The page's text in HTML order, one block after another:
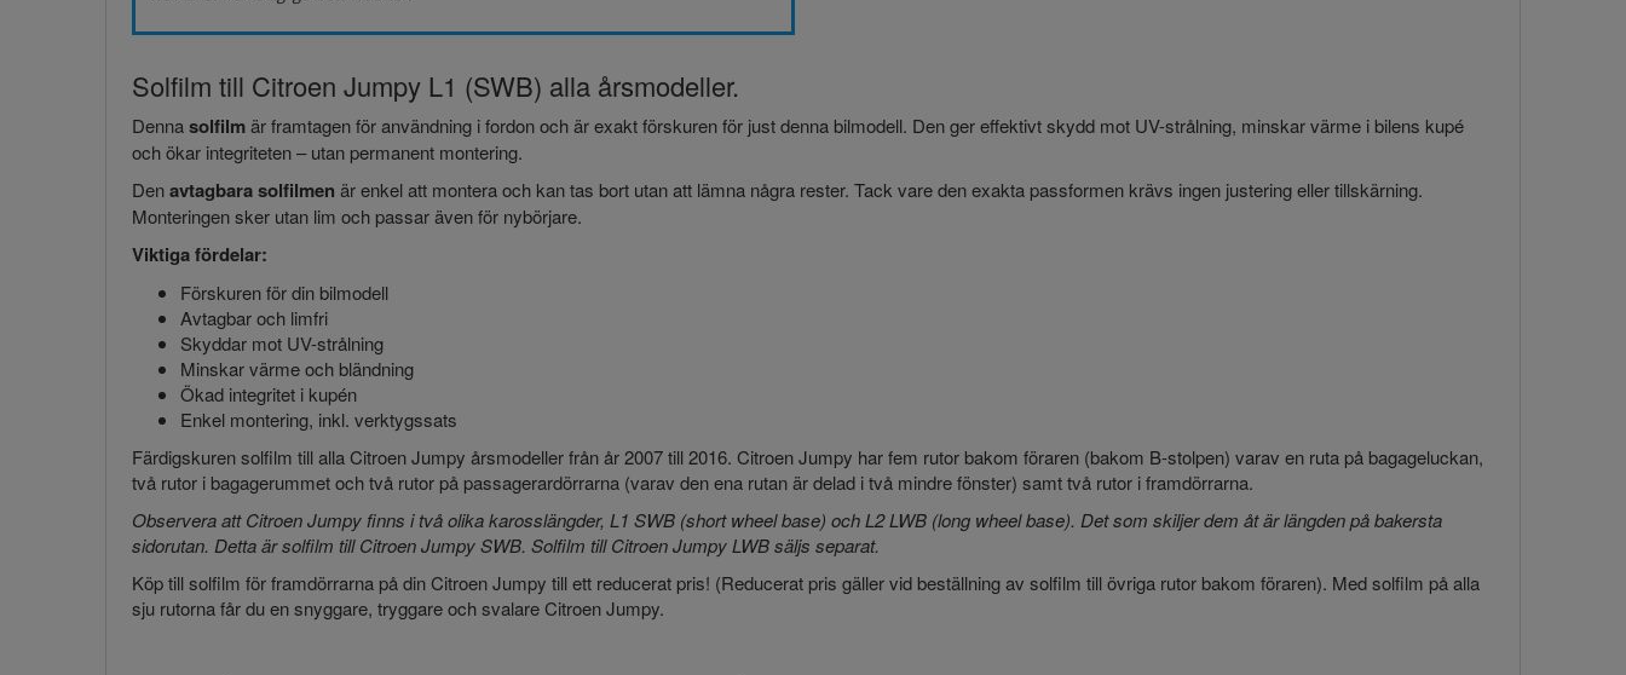
Solfilm till Citroen Jumpy L1 (SWB) alla årsmodeller.
Dennasolfilmär framtagen för användning i fordon och är exakt förskuren för just denna bilmodell. Den ger effektivt skydd mot UV-strålning, minskar värme i bilens kupé
och ökar integriteten – utan permanent montering.
Denavtagbara solfilmen är enkel att montera och kan tas bort utan att lämna några rester. Tack vare den exakta passformen krävs ingen justering eller tillskärning.
Monteringen sker utan lim och passar även för nybörjare.
Viktiga fördelar:
Förskuren för din bilmodell
Avtagbar och limfri
Skyddar mot UV-strålning
Minskar värme och bländning
Ökad integritet i kupén
Enkel montering, inkl. verktygssats
Färdigskuren solfilm till alla Citroen Jumpy årsmodeller från år 2007 till 2016. Citroen Jumpy har fem rutor bakom föraren (bakom B-stolpen) varav en ruta på bagageluckan,
två rutor i bagagerummet och två rutor på passagerardörrarna (varav den ena rutan är delad i två mindre fönster) samt två rutor i framdörrarna.
Observera att Citroen Jumpy finns i två olika karosslängder, L1 SWB (short wheel base) och L2 LWB (long wheel base). Det som skiljer dem åt är längden på bakersta
sidorutan. Detta är solfilm till Citroen Jumpy SWB. Solfilm till Citroen Jumpy LWB säljs separat.
Köp till solfilm för framdörrarna på din Citroen Jumpy till ett reducerat pris! (Reducerat pris gäller vid beställning av solfilm till övriga rutor bakom föraren). Med solfilm på alla
sju rutorna får du en snyggare, tryggare och svalare Citroen Jumpy.